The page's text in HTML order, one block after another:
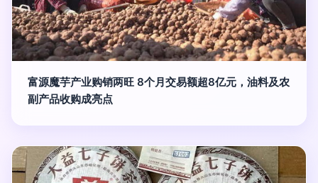
富源魔芋产业购销两旺 8个月交易额超8亿元，油料及农
副产品收购成亮点